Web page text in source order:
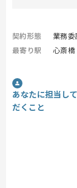
契約形態
業務委
最寄り駅
心斎橋
あなたに担当し
だくこと